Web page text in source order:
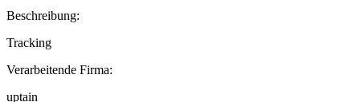
Beschreibung:
Tracking
Verarbeitende Firma:
uptain